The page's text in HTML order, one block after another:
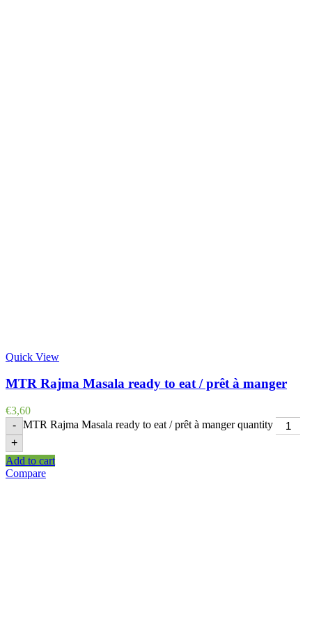
Quick View
MTR Rajma Masala ready to eat / prêt à manger
€3,60
- MTR Rajma Masala ready to eat / prêt à manger quantity
+
Add to cart
Compare